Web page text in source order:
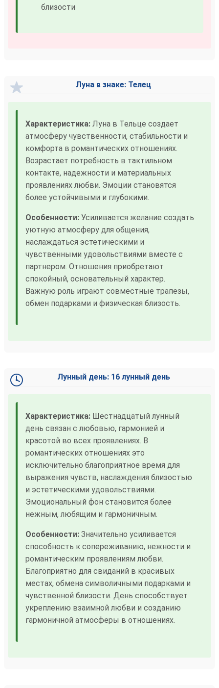
близости
Луна в знаке: Телец
Характеристика: Луна в Тельце создает
атмосферу чувственности, стабильности и
комфорта в романтических отношениях.
Возрастает потребность в тактильном
контакте, надежности и материальных
проявлениях любви. Эмоции становятся
более устойчивыми и глубокими.
Особенности: Усиливается желание создать
уютную атмосферу для общения,
наслаждаться эстетическими и
чувственными удовольствиями вместе с
партнером. Отношения приобретают
спокойный, основательный характер.
Важную роль играют совместные трапезы,
обмен подарками и физическая близость.
Лунный день: 16 лунный день
Характеристика: Шестнадцатый лунный
день связан с любовью, гармонией и
красотой во всех проявлениях. В
романтических отношениях это
исключительно благоприятное время для
выражения чувств, наслаждения близостью
и эстетическими удовольствиями.
Эмоциональный фон становится более
нежным, любящим и гармоничным.
Особенности: Значительно усиливается
способность к сопереживанию, нежности и
романтическим проявлениям любви.
Благоприятно для свиданий в красивых
местах, обмена символичными подарками и
чувственной близости. День способствует
укреплению взаимной любви и созданию
гармоничной атмосферы в отношениях.